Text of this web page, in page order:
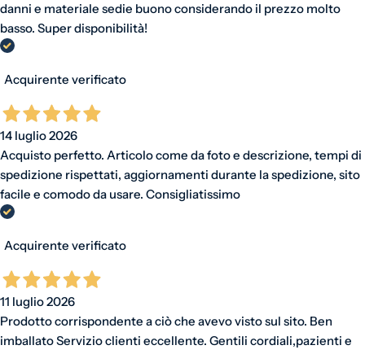
danni e materiale sedie buono considerando il prezzo molto
basso. Super disponibilità!
Acquirente verificato
14 luglio 2026
Acquisto perfetto. Articolo come da foto e descrizione, tempi di
spedizione rispettati, aggiornamenti durante la spedizione, sito
facile e comodo da usare. Consigliatissimo
Acquirente verificato
11 luglio 2026
Prodotto corrispondente a ciò che avevo visto sul sito. Ben
imballato Servizio clienti eccellente. Gentili cordiali,pazienti e